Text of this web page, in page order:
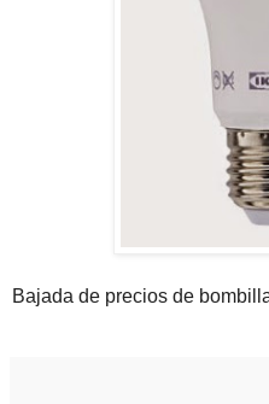
Bajada de precios de